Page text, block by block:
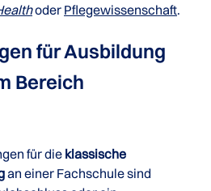
oder Pflegewissenschaft.
für Ausbildung
Bereich
für die klassische
an einer Fachschule sind